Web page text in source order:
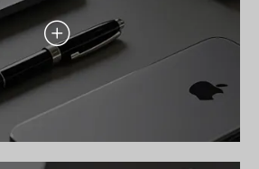
力的网站，助力企业实现品牌传播、用
务与业务增长的目标。